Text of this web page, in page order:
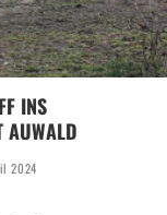
INS
AUWALD
2024